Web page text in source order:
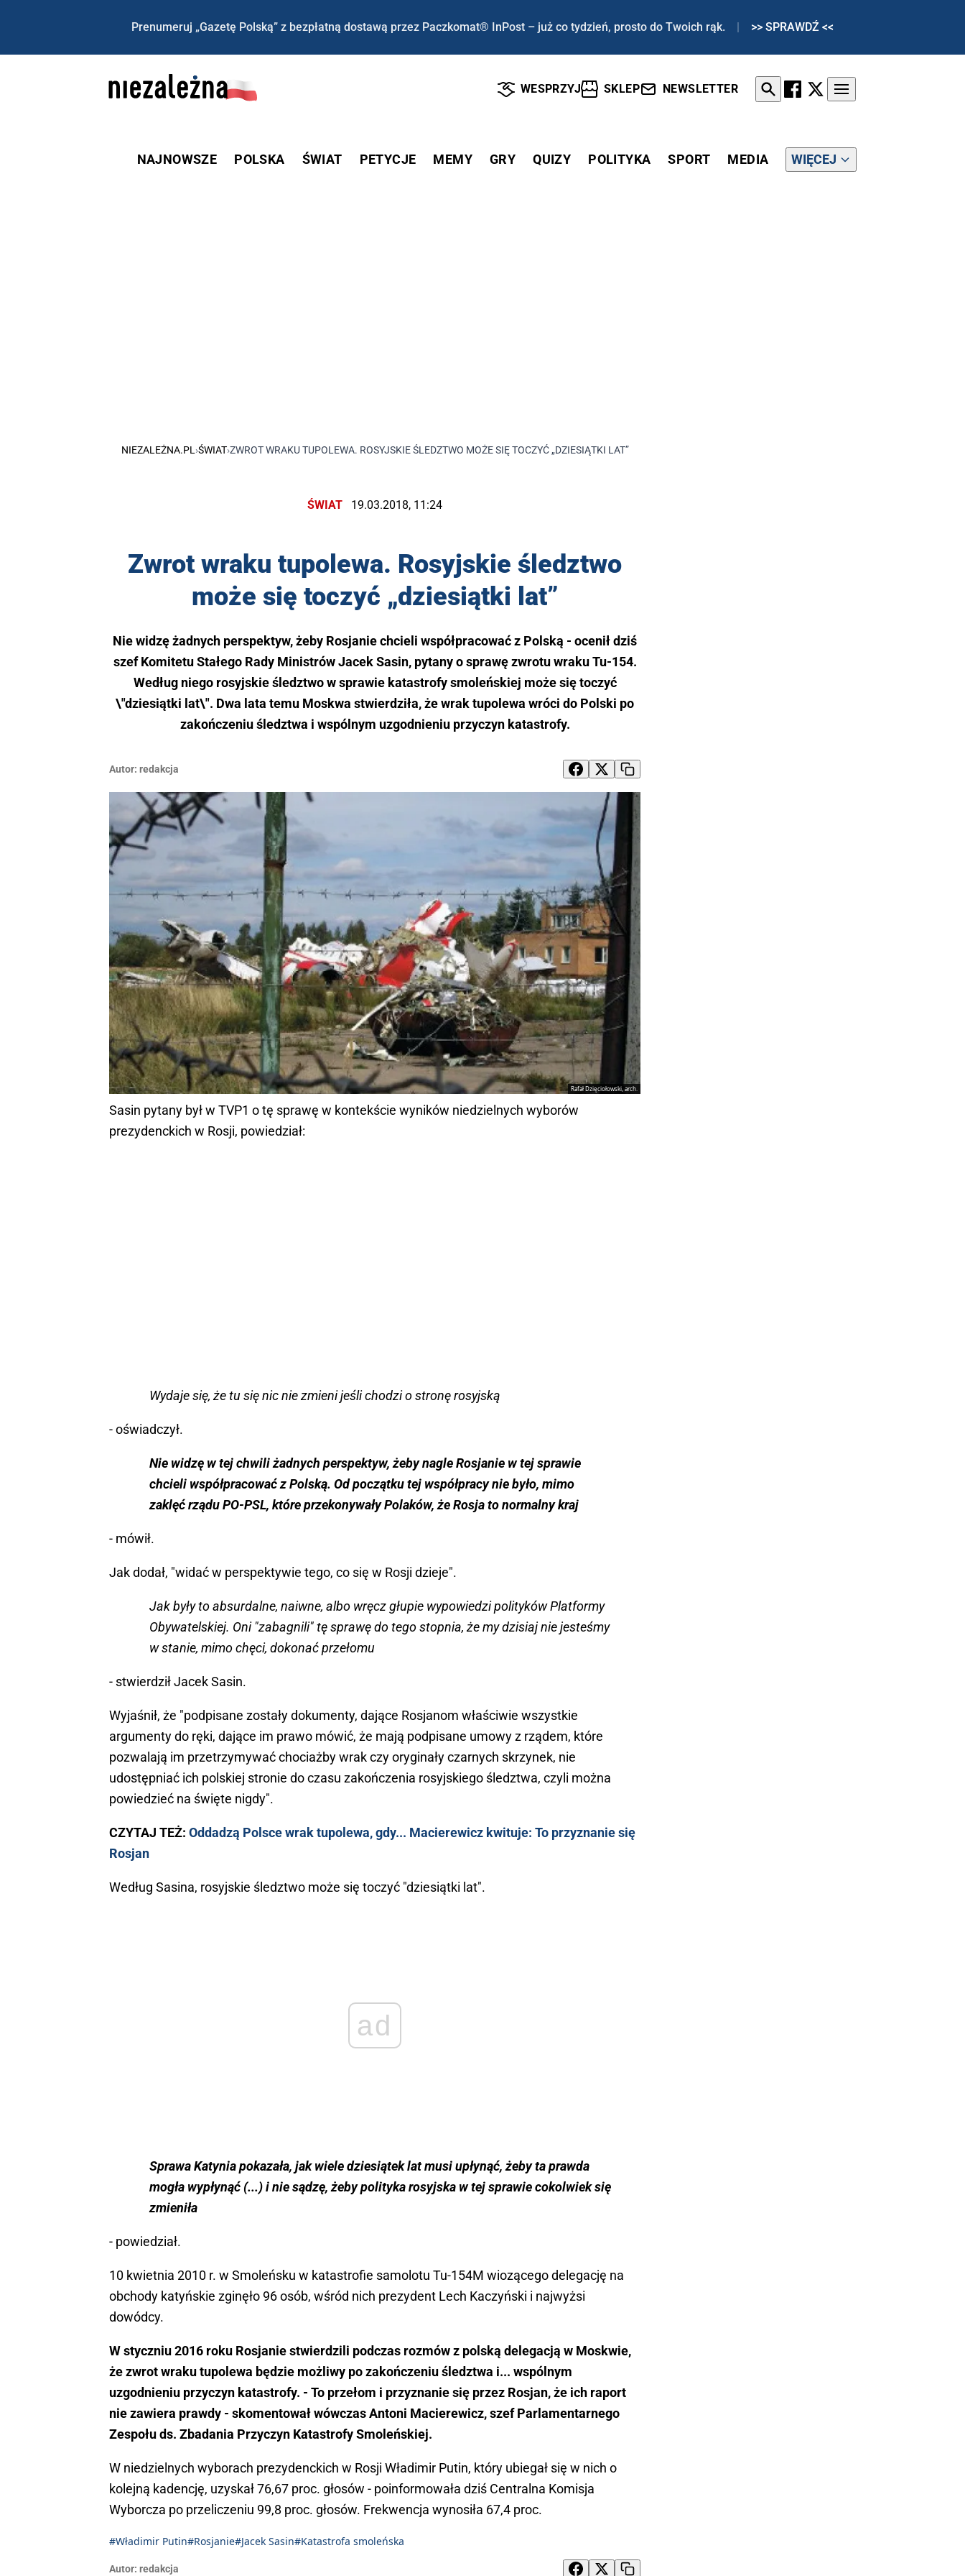
Prenumeruj „Gazetę Polską” z bezpłatną dostawą przez Paczkomat® InPost – już co tydzień, prosto do Twoich rąk. | >> SPRAWDŹ <<
WESPRZYJ SKLEP NEWSLETTER
NAJNOWSZE POLSKA ŚWIAT PETYCJE MEMY GRY QUIZY POLITYKA SPORT MEDIA WIĘCEJ
NIEZALEŻNA.PL ›ŚWIAT›ZWROT WRAKU TUPOLEWA. ROSYJSKIE ŚLEDZTWO MOŻE SIĘ TOCZYĆ „DZIESIĄTKI LAT”
ŚWIAT 19.03.2018, 11:24
Zwrot wraku tupolewa. Rosyjskie śledztwo
może się toczyć „dziesiątki lat”
Nie widzę żadnych perspektyw, żeby Rosjanie chcieli współpracować z Polską - ocenił dziś
szef Komitetu Stałego Rady Ministrów Jacek Sasin, pytany o sprawę zwrotu wraku Tu-154.
Według niego rosyjskie śledztwo w sprawie katastrofy smoleńskiej może się toczyć
\"dziesiątki lat\". Dwa lata temu Moskwa stwierdziła, że wrak tupolewa wróci do Polski po
zakończeniu śledztwa i wspólnym uzgodnieniu przyczyn katastrofy.
Autor: redakcja
Rafał Dzięciołowski, arch.
Sasin pytany był w TVP1 o tę sprawę w kontekście wyników niedzielnych wyborów
prezydenckich w Rosji, powiedział:
Wydaje się, że tu się nic nie zmieni jeśli chodzi o stronę rosyjską
- oświadczył.
Nie widzę w tej chwili żadnych perspektyw, żeby nagle Rosjanie w tej sprawie
chcieli współpracować z Polską. Od początku tej współpracy nie było, mimo
zaklęć rządu PO-PSL, które przekonywały Polaków, że Rosja to normalny kraj
- mówił.
Jak dodał, "widać w perspektywie tego, co się w Rosji dzieje".
Jak były to absurdalne, naiwne, albo wręcz głupie wypowiedzi polityków Platformy
Obywatelskiej. Oni "zabagnili" tę sprawę do tego stopnia, że my dzisiaj nie jesteśmy
w stanie, mimo chęci, dokonać przełomu
- stwierdził Jacek Sasin.
Wyjaśnił, że "podpisane zostały dokumenty, dające Rosjanom właściwie wszystkie
argumenty do ręki, dające im prawo mówić, że mają podpisane umowy z rządem, które
pozwalają im przetrzymywać chociażby wrak czy oryginały czarnych skrzynek, nie
udostępniać ich polskiej stronie do czasu zakończenia rosyjskiego śledztwa, czyli można
powiedzieć na święte nigdy".
CZYTAJ TEŻ: Oddadzą Polsce wrak tupolewa, gdy... Macierewicz kwituje: To przyznanie się
Rosjan
Według Sasina, rosyjskie śledztwo może się toczyć "dziesiątki lat".
ad
Sprawa Katynia pokazała, jak wiele dziesiątek lat musi upłynąć, żeby ta prawda
mogła wypłynąć (...) i nie sądzę, żeby polityka rosyjska w tej sprawie cokolwiek się
zmieniła
- powiedział.
10 kwietnia 2010 r. w Smoleńsku w katastrofie samolotu Tu-154M wiozącego delegację na
obchody katyńskie zginęło 96 osób, wśród nich prezydent Lech Kaczyński i najwyżsi
dowódcy.
W styczniu 2016 roku Rosjanie stwierdzili podczas rozmów z polską delegacją w Moskwie,
że zwrot wraku tupolewa będzie możliwy po zakończeniu śledztwa i... wspólnym
uzgodnieniu przyczyn katastrofy. - To przełom i przyznanie się przez Rosjan, że ich raport
nie zawiera prawdy - skomentował wówczas Antoni Macierewicz, szef Parlamentarnego
Zespołu ds. Zbadania Przyczyn Katastrofy Smoleńskiej.
W niedzielnych wyborach prezydenckich w Rosji Władimir Putin, który ubiegał się w nich o
kolejną kadencję, uzyskał 76,67 proc. głosów - poinformowała dziś Centralna Komisja
Wyborcza po przeliczeniu 99,8 proc. głosów. Frekwencja wynosiła 67,4 proc.
#Władimir Putin#Rosjanie#Jacek Sasin#Katastrofa smoleńska
Autor: redakcja